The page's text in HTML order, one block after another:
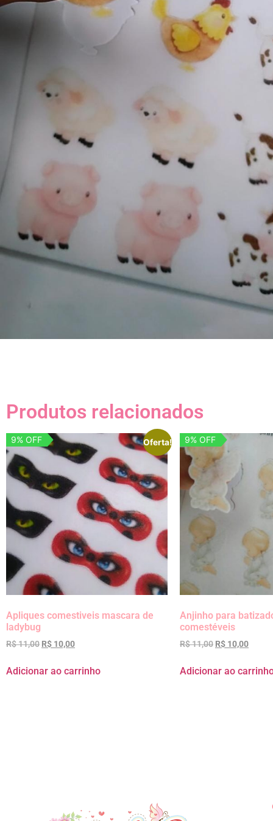
Produtos relacionados
Oferta!
9% OFF
Apliques comestiveis mascara de
ladybug
R$11,00 R$ 10,00
Adicionar ao carrinho
9% OFF
Anjinho para
comestéveis
R$11,00 R$ 10,00
Adicionar ao